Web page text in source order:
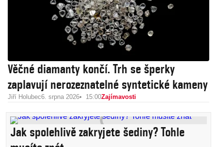
Věčné diamanty končí. Trh se šperky
zaplavují nerozeznatelné syntetické kameny
Jiří Holubec6. srpna 2026 15:00Zajímavosti
Jak spolehlivě zakryjete šediny? Tohle